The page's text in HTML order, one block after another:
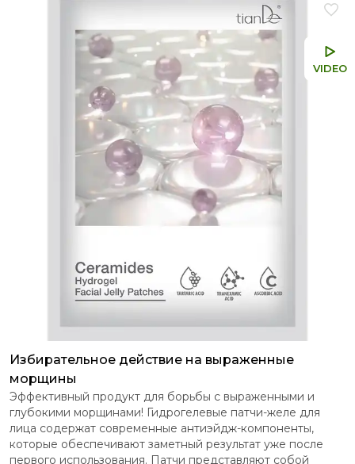
VIDEO
Избирательное действие на выраженные
морщины
Эффективный продукт для борьбы с выраженными и
глубокими морщинами! Гидрогелевые патчи-желе для
лица содержат современные антиэйдж-компоненты,
которые обеспечивают заметный результат уже после
первого использования. Патчи представляют собой